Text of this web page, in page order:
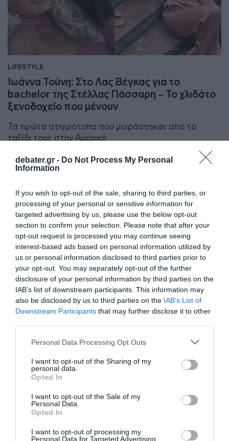
debater.gr - Do Not Process My Personal
Information
If you wish to opt-out of the sale, sharing to third parties, or
processing of your personal or sensitive information for
targeted advertising by us, please use the below opt-out
section to confirm your selection. Please note that after your
opt-out request is processed you may continue seeing
interest-based ads based on personal information utilized by
us or personal information disclosed to third parties prior to
your opt-out. You may separately opt-out of the further
disclosure of your personal information by third parties on the
IAB’s list of downstream participants. This information may
also be disclosed by us to third parties on the IAB’s List of
Downstream Participants that may further disclose it to other
Please note that this website/app uses one or more Google
not limited to your visit or usage behaviour. You may click to
grant or deny consent to Google and its third-party tags to
use your data for below specified purposes in below Google
consent section.
Personal Data Processing Opt Outs
I want to opt-out of the Sharing of my
personal data.
Opted In
I want to opt-out of the Sale of my
Personal Data.
Opted In
I want to opt-out of processing my
Personal Data for Targeted Advertising.
LIFESTYLE
Ιωάννα Τούνη: Στο Λας Βέγκας για το
bachelor της Στέλλας Πάσσαρη – Το χλιδάτο
ξενοδοχείο που μένουν
Τα πρώτα στιγμιότυπα που μοιράστηκαν από το
ταξίδι τους στην Αμερική
14.10.2025 - 15:40
Ιωάννα Τούνη: Θα παντρέψει την κολλητή της,
Στέλα Πάσσαρη – Ξεκίνησαν οι γαμήλιες
προετοιμασίες
Ο γάμος θα πραγματοποιηθεί εντός του 2025
03.09.2025 - 10:24